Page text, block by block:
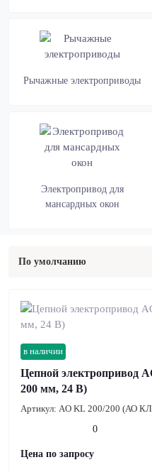
Рычажные электроприводы
Электропривод для
мансардных окон
в наличии
Цепной электропривод
200 мм, 24 В)
Артикул: AO KL 200/200 (АО
0
Цена по запросу